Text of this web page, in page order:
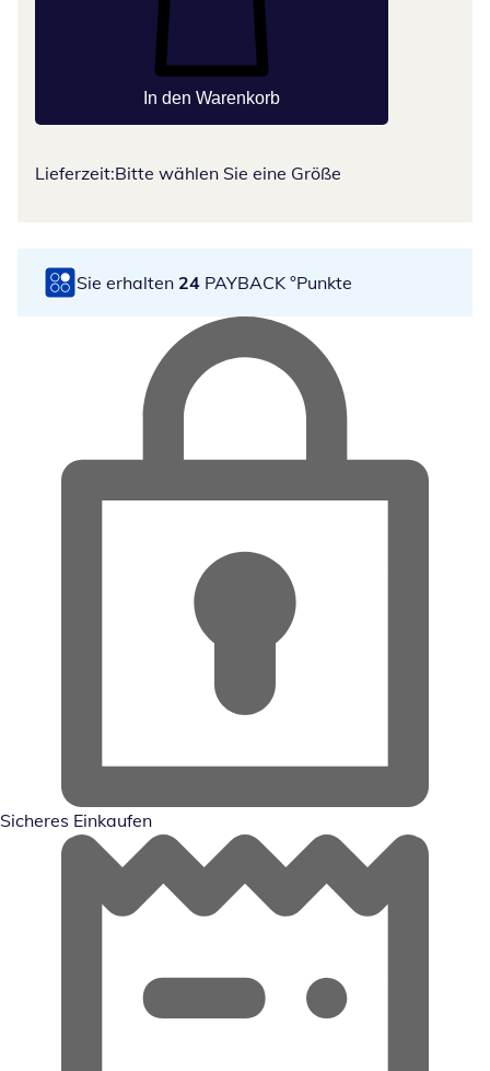
In den Warenkorb
Lieferzeit:Bitte wählen Sie eine Größe
Sie erhalten 24 PAYBACK °Punkte
Sicheres Einkaufen